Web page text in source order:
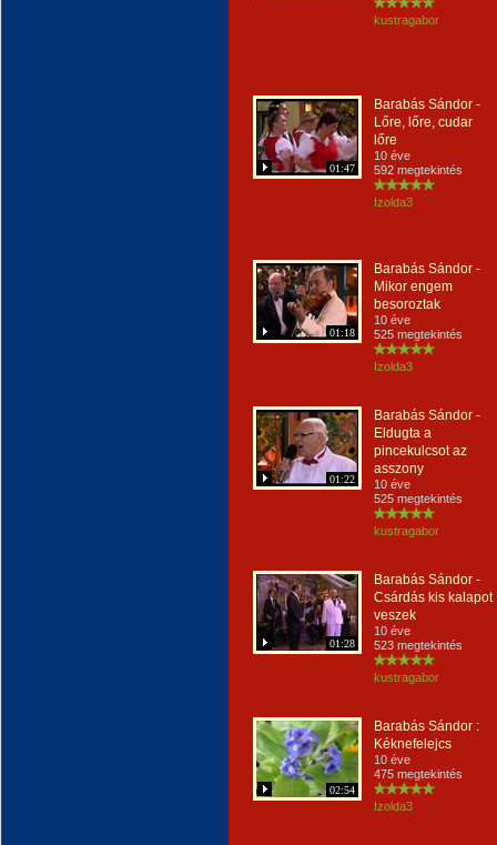
kustragabor
01:47
Barabás Sándor -
Lőre, lőre, cudar
lőre
10 éve
592 megtekintés
Izolda3
01:18
Barabás Sándor -
Mikor engem
besoroztak
10 éve
525 megtekintés
Izolda3
01:22
Barabás Sándor -
Eldugta a
pincekulcsot az
asszony
10 éve
525 megtekintés
kustragabor
01:28
Barabás Sándor -
Csárdás kis kalapot
veszek
10 éve
523 megtekintés
kustragabor
02:54
Barabás Sándor :
Kéknefelejcs
10 éve
475 megtekintés
Izolda3